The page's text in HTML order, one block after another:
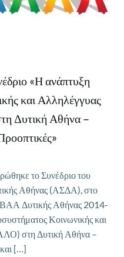
«Η ανάπτυξη
και Αλληλέγγυας
Δυτική Αθήνα –
το Συνέδριο του
Αθήνας (ΑΣΔΑ), στο
Δυτικής Αθήνας 2014-
Κοινωνικής και
στη Δυτική Αθήνα –
[…]